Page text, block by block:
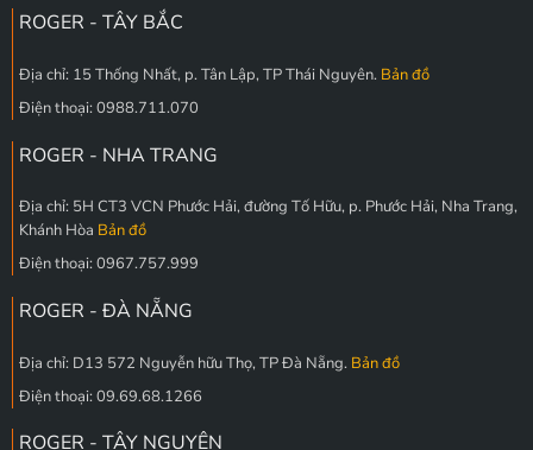
ROGER - TÂY BẮC
Địa chỉ: 15 Thống Nhất, p. Tân Lập, TP Thái Nguyên. Bản đồ
Điện thoại: 0988.711.070
ROGER - NHA TRANG
Địa chỉ: 5H CT3 VCN Phước Hải, đường Tố Hữu, p. Phước Hải, Nha Trang,
Khánh Hòa Bản đồ
Điện thoại: 0967.757.999
ROGER - ĐÀ NẴNG
Địa chỉ: D13 572 Nguyễn hữu Thọ, TP Đà Nẵng. Bản đồ
Điện thoại: 09.69.68.1266
ROGER - TÂY NGUYÊN